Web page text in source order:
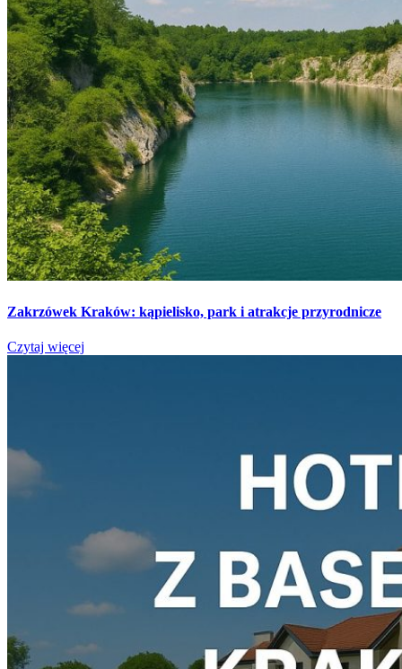
Zakrzówek Kraków: kąpielisko, park i atrakcje przyrodnicze
Czytaj więcej